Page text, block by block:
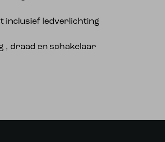
inclusief ledverlichting
, draad en schakelaar